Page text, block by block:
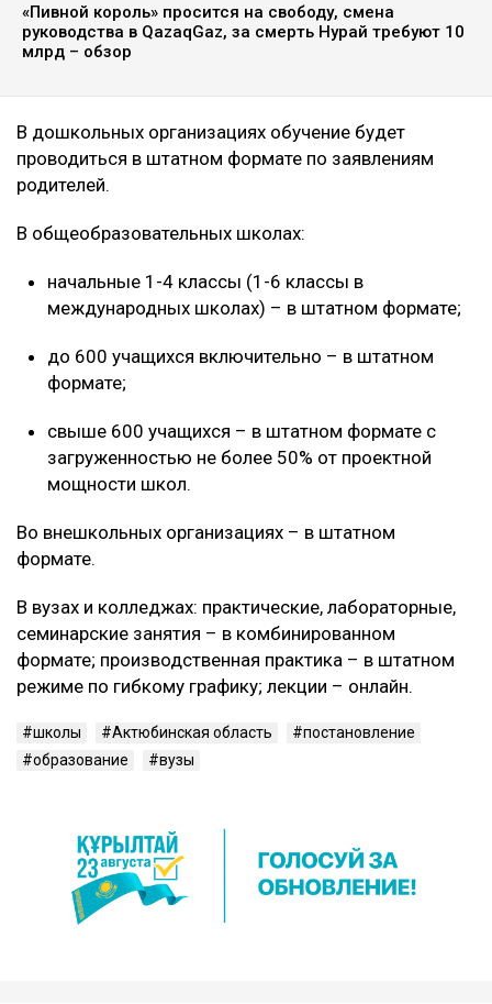
«Пивной король» просится на свободу, смена
руководства в QazaqGaz, за смерть Нурай требуют 10
млрд – обзор
В дошкольных организациях обучение будет
проводиться в штатном формате по заявлениям
родителей.
В общеобразовательных школах:
начальные 1-4 классы (1-6 классы в
международных школах) – в штатном формате;
до 600 учащихся включительно – в штатном
формате;
свыше 600 учащихся – в штатном формате с
загруженностью не более 50% от проектной
мощности школ.
Во внешкольных организациях – в штатном
формате.
В вузах и колледжах: практические, лабораторные,
семинарские занятия – в комбинированном
формате; производственная практика – в штатном
режиме по гибкому графику; лекции – онлайн.
школы Актюбинская область
постановление
образование
вузы